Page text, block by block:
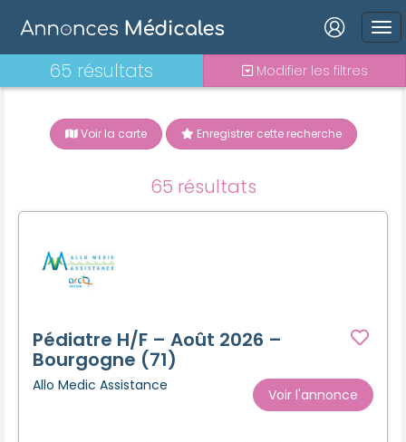
Connexion
Connexion
Se connecter avec LinkedIn
Inscrivez-vous en un clic !
65 résultats Modifier les filtres
Voir la carte Enregistrer cette recherche
65 résultats
Pédiatre H/F – Août 2026 –
Bourgogne (71)
Allo Medic Assistance
Voir l'annonce